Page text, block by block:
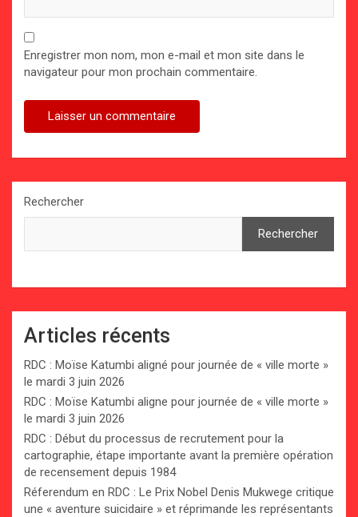
Enregistrer mon nom, mon e-mail et mon site dans le
navigateur pour mon prochain commentaire.
Rechercher
Rechercher
Articles récents
RDC : Moïse Katumbi aligné pour journée de « ville morte »
le mardi 3 juin 2026
RDC : Moïse Katumbi aligne pour journée de « ville morte »
le mardi 3 juin 2026
RDC : Début du processus de recrutement pour la
cartographie, étape importante avant la première opération
de recensement depuis 1984
Réferendum en RDC : Le Prix Nobel Denis Mukwege critique
une « aventure suicidaire » et réprimande les représentants